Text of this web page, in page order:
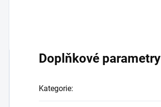
Doplňkové parametry
Kategorie: